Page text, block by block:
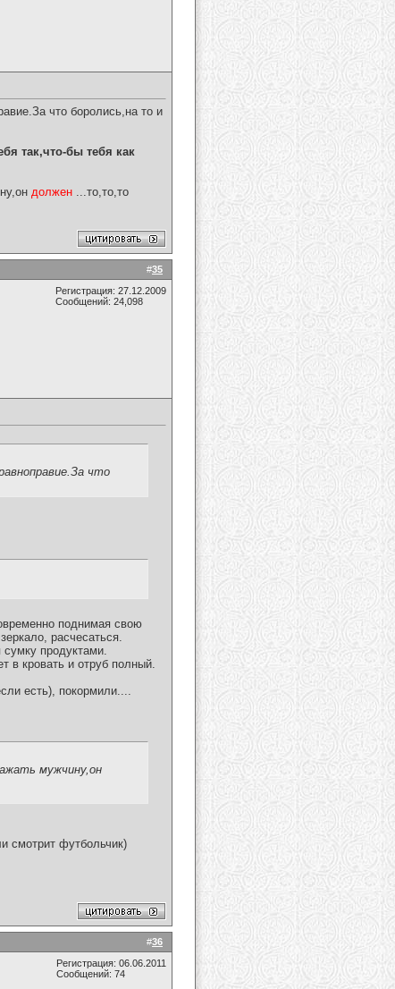
что боролись,на то и
так,что-бы тебя как
должен ...то,то,то
#35
Регистрация: 27.12.2009
Сообщений: 24,098
что
поднимая свою
расчесаться.
продуктами.
в кровать и отруб полный.
есть), покормили....
мужчину,он
смотрит футбольчик)
#36
Регистрация: 06.06.2011
Сообщений: 74